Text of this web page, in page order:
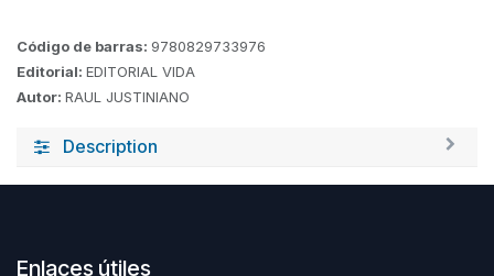
Código de barras: 9780829733976
Editorial: EDITORIAL VIDA
Autor: RAUL JUSTINIANO
Description
Enlaces útiles